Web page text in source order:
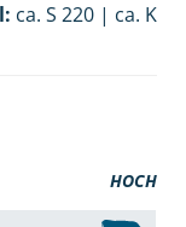
ca. S 220 | ca. K
HOCH